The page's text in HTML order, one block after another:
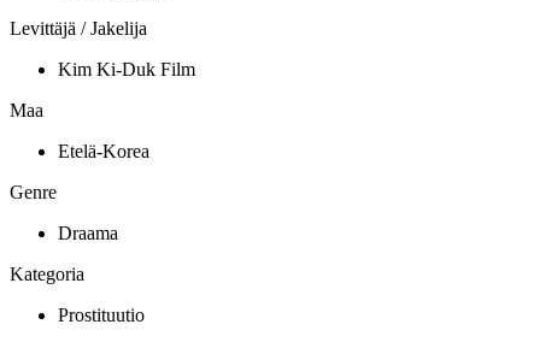
Levittäjä / Jakelija
Kim Ki-Duk Film
Maa
Etelä-Korea
Genre
Draama
Kategoria
Prostituutio